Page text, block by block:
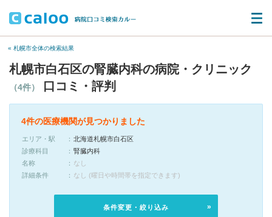
« 札幌市全体の検索結果
札幌市白石区の腎臓内科の病院・クリニック
（4件） 口コミ・評判
4件の医療機関が見つかりました
エリア・駅
北海道札幌市白石区
診療科目
腎臓内科
名称
なし
詳細条件
なし (曜日や時間帯を指定できます)
条件変更・絞り込み